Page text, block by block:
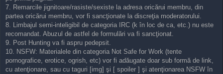
7. Remarcile jignitoare/rasiste/sexiste la adresa oricărui membru, din
partea oricărui membru, vor fi sancţionate la discreţia moderatorului.
8. Limbajul semi-inteligibil de categoria IRC (k în loc de ca, etc.) nu este
recomandat. Abuzul de astfel de formulări va fi sancţionat.
9. Post Hunting va fi aspru pedepsit.
10. NSFW: Materialele din categoria Not Safe for Work (tente
pornografice, erotice, ogrish, etc) vor fi adăugate doar sub formă de link,
cu atenţionare, sau cu taguri [img] şi [ spoiler ] şi atenţionarea NSFW în